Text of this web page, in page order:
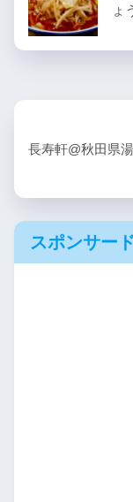
ょ
長寿軒@秋田県
スポンサー